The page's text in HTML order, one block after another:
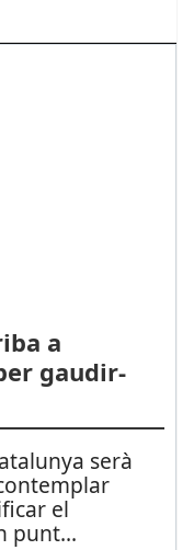
a
gaudir-
serà
el
punt...